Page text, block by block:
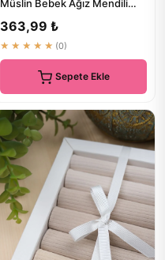
Müslin Bebek Ağız Mendili
363,99 ₺
★★★★★ (0)
Sepete Ekle